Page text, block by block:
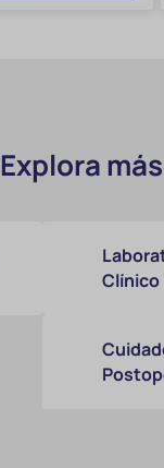
Explora
Clínico